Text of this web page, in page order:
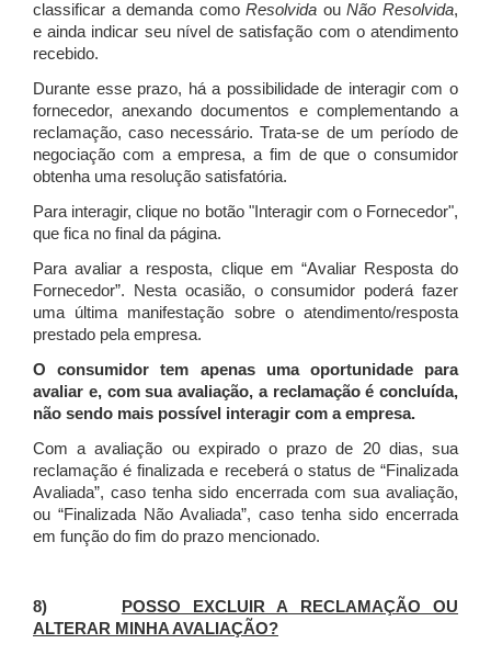
classificar a demanda comoResolvida ouNão Resolvida,
e ainda indicar seu nível de satisfação com o atendimento
recebido.
Durante esse prazo, há a possibilidade de interagir com o
fornecedor, anexando documentos e complementando a
reclamação, caso necessário.Trata-se de um período de
negociação com a empresa, a fim de que o consumidor
obtenha uma resolução satisfatória.
Para interagir, clique no botão "Interagir com o Fornecedor",
que fica no final da página.
Para avaliar a resposta, clique em “Avaliar Resposta do
Fornecedor”. Nesta ocasião, o consumidor poderá fazer
uma última manifestação sobre o atendimento/resposta
prestado pela empresa.
O consumidor tem apenas uma oportunidade para
avaliar e, com sua avaliação, a reclamação é concluída,
não sendo mais possível interagir com a empresa.
Com a avaliação ou expirado o prazo de 20 dias, sua
reclamação é finalizada e receberá o status de “Finalizada
Avaliada”, caso tenha sido encerrada com sua avaliação,
ou “Finalizada Não Avaliada”, caso tenha sido encerrada
em função do fim do prazo mencionado.
8)
POSSO EXCLUIR A RECLAMAÇÃO OU
ALTERAR MINHA AVALIAÇÃO?